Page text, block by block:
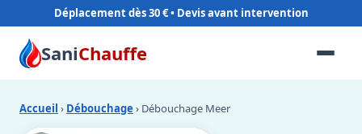
Déplacement dès 30 €
SaniChauffe
Accueil › Débouchage › Débouchage Meer